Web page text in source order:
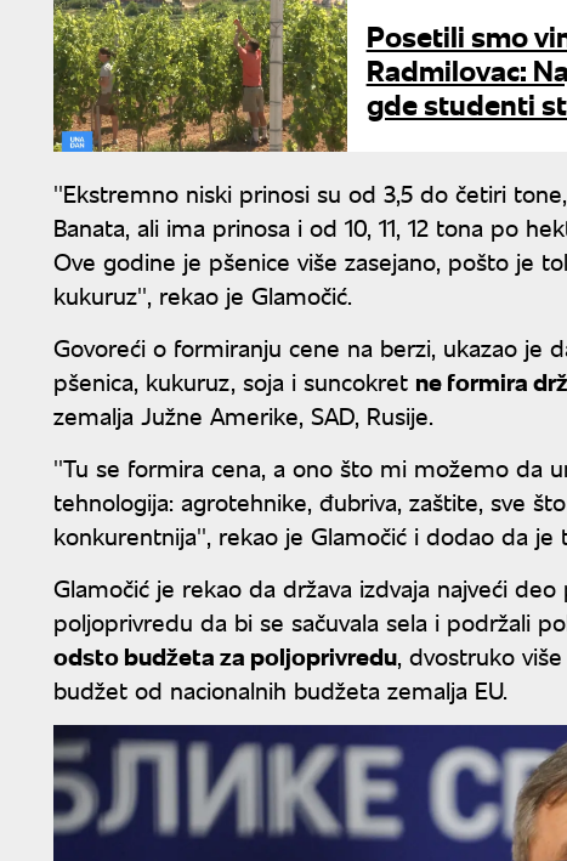
Posetili smo
Radmilovac:
gde studenti
''Ekstremno niski prinosi su od 3,5 do četiri
Banata, ali ima prinosa i od 10, 11, 12 tona po
Ove godine je pšenice više zasejano, pošto je
kukuruz'', rekao je Glamočić.
Govoreći o formiranju cene na berzi, ukazao je
pšenica, kukuruz, soja i suncokret ne formira
zemalja Južne Amerike, SAD, Rusije.
''Tu se formira cena, a ono što mi možemo da
tehnologija: agrotehnike, đubriva, zaštite, sve
konkurentnija'', rekao je Glamočić i dodao da
Glamočić je rekao da država izdvaja najveći
poljoprivredu da bi se sačuvala sela i podržali
odsto budžeta za poljoprivredu, dvostruko
budžet od nacionalnih budžeta zemalja EU.